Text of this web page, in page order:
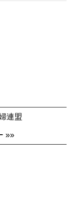
連盟
»»